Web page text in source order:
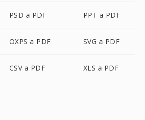
PSD a PDF PPT a PDF
OXPS a PDF SVG a PDF
CSV a PDF XLS a PDF